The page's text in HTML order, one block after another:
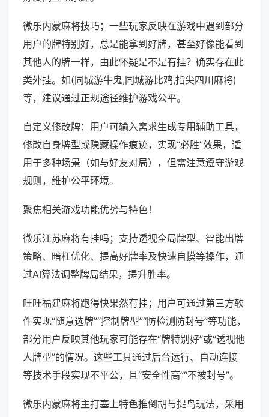
微乐内蒙麻将技巧；一些玩家反映在游戏中遇到部分
用户的牌特别好，总是能拿到好牌，甚至好像能看到
其他人的牌一样，由此怀疑是不是有挂？确实存在此
类外挂。如(同城游牛鬼,同城游比鸡,指尖四川麻将)
等，建议通过正规途径维护游戏公平。
自定义修改牌：用户可输入需求生成专用辅助工具，
修改自身牌型或隐藏操作痕迹，实现“必胜”效果，适
用于多种场景（如与好友对局），但需注意遵守游戏
规则，维护公平环境。
聚焦相关游戏功能优势与特色！
微乐江苏麻将有挂吗；支持透视全局牌型、智能出牌
策略、暗杠优化、提高好牌率及快速自摸等操作，通
过AI算法调整牌局结果，提升胜率。
旺旺福建麻将跑得快果然有挂；用户可通过第三方软
件实现“随意选牌”“控制牌型”“防检测防封号”等功能，
部分用户反映其他玩家可能存在“牌特别好”或“透视他
人牌型”的情况。这些工具通过后台运行、自动连接
等技术手段实现不平公，且“安全性高”“不被封号”。
微乐内蒙麻将主打塞上特色推倒胡与捉鸟玩法，采用